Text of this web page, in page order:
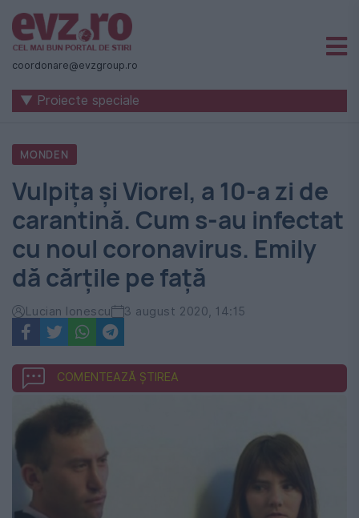
Știri
naționale
internaționale
România
-
Evenimentul
Zilei
coordonare@evzgroup.ro
▼ Proiecte speciale
MONDEN
Vulpița și Viorel, a 10-a zi de
carantină. Cum s-au infectat
cu noul coronavirus. Emily
dă cărțile pe față
Lucian Ionescu 3 august 2020, 14:15
COMENTEAZĂ ȘTIREA